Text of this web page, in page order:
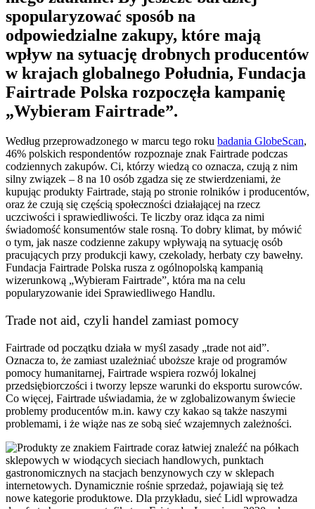
spopularyzować sposób na
odpowiedzialne zakupy, które mają
wpływ na sytuację drobnych producentów
w krajach globalnego Południa, Fundacja
Fairtrade Polska rozpoczęła kampanię
„Wybieram Fairtrade”.
Według przeprowadzonego w marcu tego roku badania GlobeScan,
46% polskich respondentów rozpoznaje znak Fairtrade podczas
codziennych zakupów. Ci, którzy wiedzą co oznacza, czują z nim
silny związek – 8 na 10 osób zgadza się ze stwierdzeniami, że
kupując produkty Fairtrade, stają po stronie rolników i producentów,
oraz że czują się częścią społeczności działającej na rzecz
uczciwości i sprawiedliwości. Te liczby oraz idąca za nimi
świadomość konsumentów stale rosną. To dobry klimat, by mówić
o tym, jak nasze codzienne zakupy wpływają na sytuację osób
pracujących przy produkcji kawy, czekolady, herbaty czy bawełny.
Fundacja Fairtrade Polska rusza z ogólnopolską kampanią
wizerunkową „Wybieram Fairtrade”, która ma na celu
popularyzowanie idei Sprawiedliwego Handlu.
Trade not aid, czyli handel zamiast pomocy
Fairtrade od początku działa w myśl zasady „trade not aid”.
Oznacza to, że zamiast uzależniać uboższe kraje od programów
pomocy humanitarnej, Fairtrade wspiera rozwój lokalnej
przedsiębiorczości i tworzy lepsze warunki do eksportu surowców.
Co więcej, Fairtrade uświadamia, że w zglobalizowanym świecie
problemy producentów m.in. kawy czy kakao są także naszymi
problemami, i że wiąże nas ze sobą sieć wzajemnych zależności.